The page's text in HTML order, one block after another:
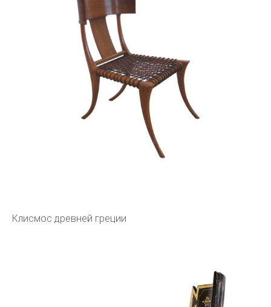
Клисмос древней греции